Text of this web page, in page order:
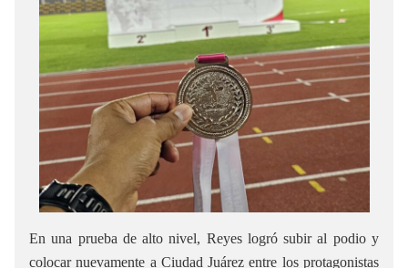
En una prueba de alto nivel, Reyes logró subir al podio y
colocar nuevamente a Ciudad Juárez entre los protagonistas